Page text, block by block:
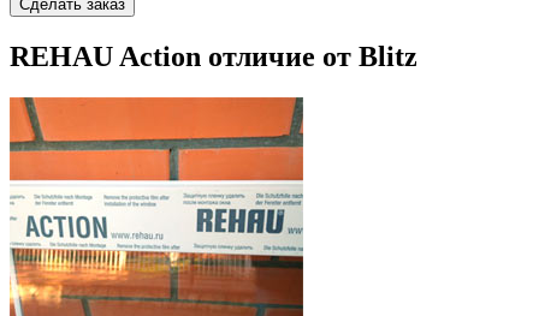
REHAU Action отличие от Blitz